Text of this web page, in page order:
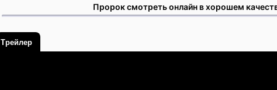
Пророк смотреть онлайн в хорошем
Трейлер